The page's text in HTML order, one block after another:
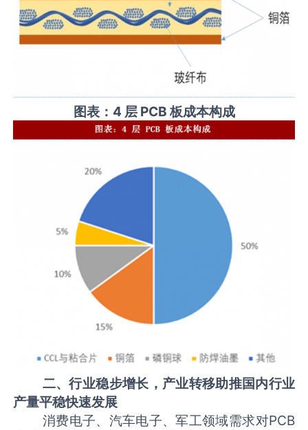
图表：4 层 PCB 板成本构成
二、行业稳步增长，产业转移助推国内行业
产量平稳快速发展
消费电子、汽车电子、军工领域需求对PCB